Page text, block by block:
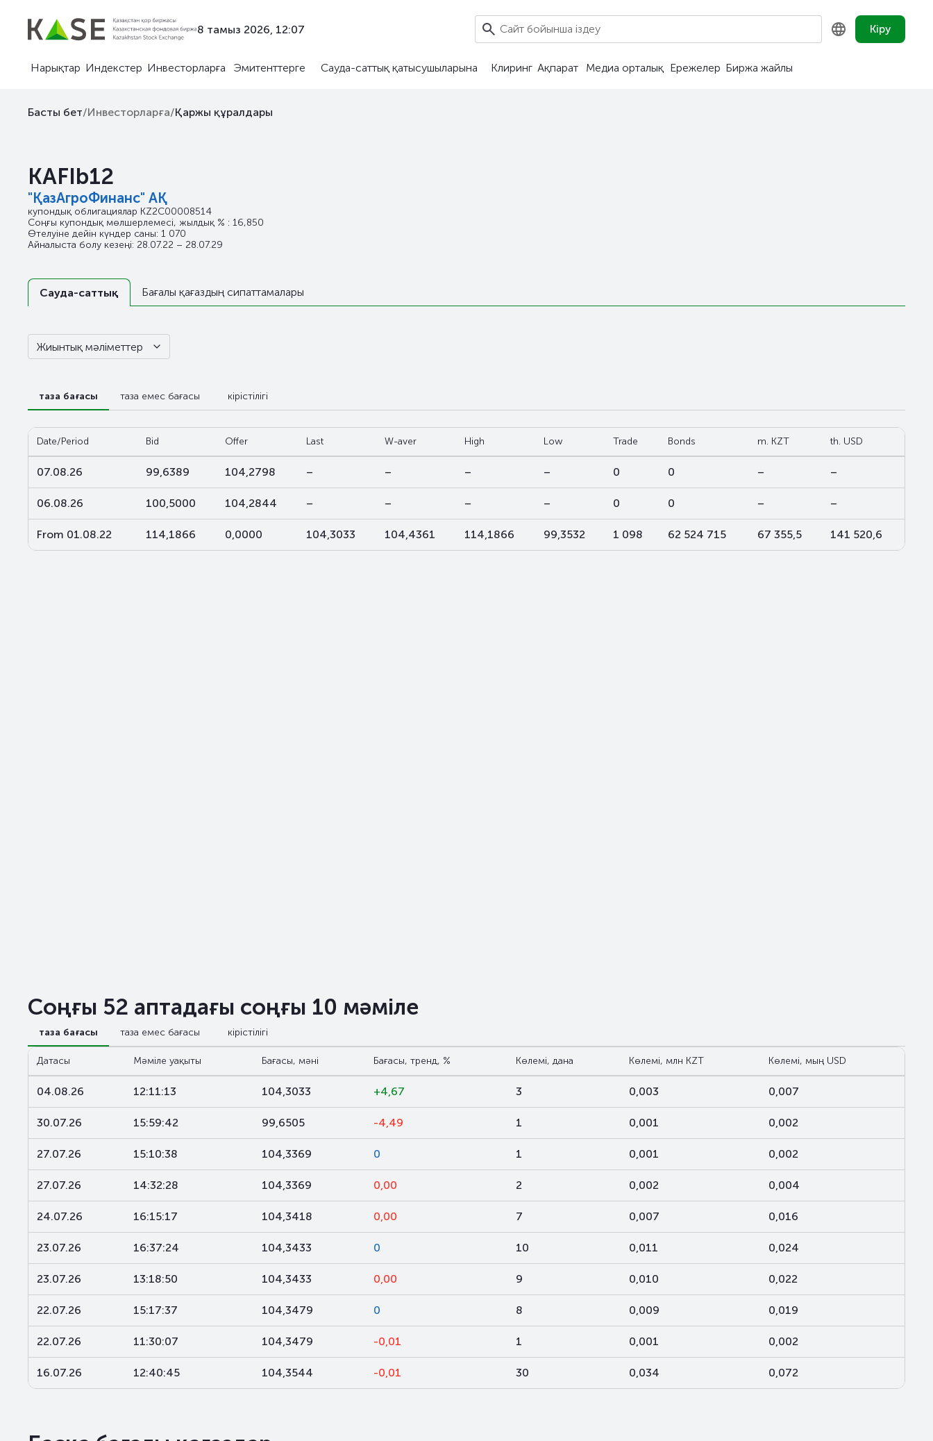
8 тамыз 2026, 12:07 Кіру
Нарықтар Индекстер Инвесторларға Эмитенттерге Сауда-саттық қатысушыларына Клиринг Ақпарат Медиа орталық Ережелер Биржа жайлы
Басты бет/Инвесторларға/Қаржы құралдары
KAFIb12
"ҚазАгроФинанс" АҚ
купондық облигациялар KZ2C00008514
Соңғы купондық мөлшерлемесі, жылдық % : 16,850
Өтелуіне дейін күндер саны: 1 070
Айналыста болу кезеңі: 28.07.22 – 28.07.29
Сауда-саттық Бағалы қағаздың сипаттамалары
Жиынтық мәліметтер
таза бағасы таза емес бағасы кірістілігі
Date/Period Bid Offer Last W-aver High Low Trade Bonds m. KZT th. USD
07.08.26 99,6389 104,2798 – – – – 0 0 – –
06.08.26 100,5000 104,2844 – – – – 0 0 – –
From 01.08.22 114,1866 0,0000 104,3033 104,4361 114,1866 99,3532 1 098 62 524 715 67 355,5 141 520,6
Соңғы 52 аптадағы соңғы 10 мәміле
таза бағасы таза емес бағасы кірістілігі
Датасы Мәміле уақыты Бағасы, мәні Бағасы, тренд, % Көлемі, дана Көлемі, млн KZT Көлемі, мың USD
04.08.26 12:11:13 104,3033 +4,67 3 0,003 0,007
30.07.26 15:59:42 99,6505 -4,49 1 0,001 0,002
27.07.26 15:10:38 104,3369 0 1 0,001 0,002
27.07.26 14:32:28 104,3369 0,00 2 0,002 0,004
24.07.26 16:15:17 104,3418 0,00 7 0,007 0,016
23.07.26 16:37:24 104,3433 0 10 0,011 0,024
23.07.26 13:18:50 104,3433 0,00 9 0,010 0,022
22.07.26 15:17:37 104,3479 0 8 0,009 0,019
22.07.26 11:30:07 104,3479 -0,01 1 0,001 0,002
16.07.26 12:40:45 104,3544 -0,01 30 0,034 0,072